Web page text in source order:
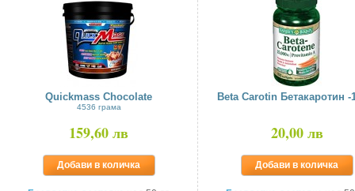
Quickmass Chocolate
4536 грама
159,60 лв
Добави в количка
Beta Carotin Бетакаротин -
20,00 лв
Добави в количка